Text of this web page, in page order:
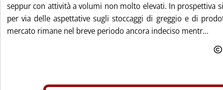
seppur con attività a volumi non molto elevati. In prospettiva
per via delle aspettative sugli stoccaggi di greggio e di
mercato rimane nel breve periodo ancora indeciso mentr...